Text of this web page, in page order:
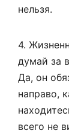
нельзя.
4.
думай за
Да, он
направо,
всего не